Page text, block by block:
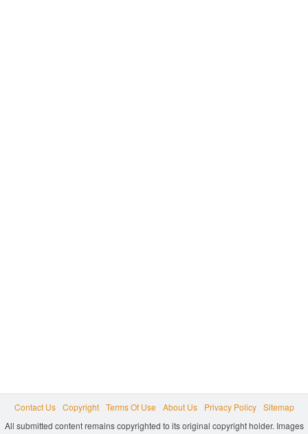
Contact Us Copyright Terms Of Use About Us Privacy Policy
Sitemap
All submitted content remains copyrighted to its original copyright holder. Images